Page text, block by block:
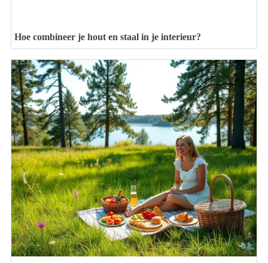
Hoe combineer je hout en staal in je interieur?